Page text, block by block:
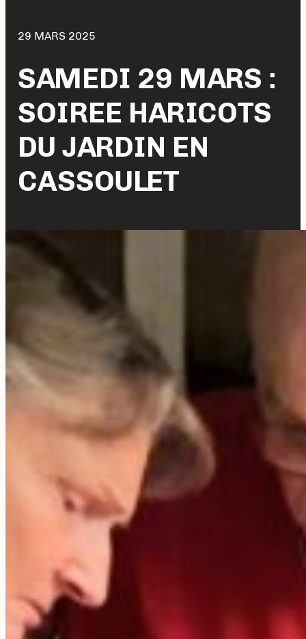
29 MARS 2025
SAMEDI 29 MARS :
SOIREE HARICOTS
DU JARDIN EN
CASSOULET